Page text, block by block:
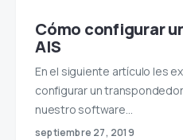
Cómo configurar
AIS
En el siguiente artículo les
configurar un
nuestro software…
septiembre 27, 2019